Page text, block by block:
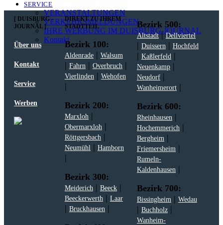
SERVICE
VERANSTALTUNGEN
VERKEHRSMELDUNGEN
IHRE WERBUNG IM DUISBURG-JOURNAL
Kontakt
[ DUISBURG -
JOURNAL ]
Über uns
Kontakt
Service
Werben
DIREKT ZU IHREM
STADTTEIL
Bezirk 100:
Aldenrade| Walsum
| Fahrn| Overbruch|
Vierlinden| Wehofen
|
Bezirk 200:
Marxloh|
Obermarxloh|
Röttgersbach|
Neumühl| Hamborn
|
Bezirk 300:
Meiderich| Beeck|
Beeckerwerth| Laar
| Bruckhausen|
Bezirk 500:
Altstadt|Dellviertel
| Duissern| Hochfeld
| Kaßlerfeld|
Neuenkamp|
Neudorf|
Wanheimerort|
Bezirk 600:
Rheinhausen|
Hochemmerich|
Bergheim|
Friemersheim|
Rumeln-
Kaldenhausen|
Bezirk 700:
Bissingheim| Wedau
| Buchholz|
Wanheim-